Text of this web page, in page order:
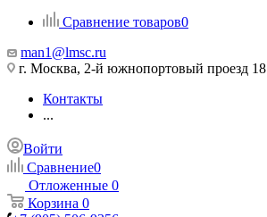
Сравнение товаров0
man1@lmsc.ru
г. Москва, 2-й южнопортовый проезд 18
Контакты
...
Войти
Сравнение0
Отложенные 0
Корзина 0